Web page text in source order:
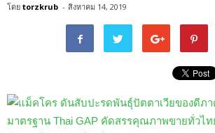
โดย torzkrub - สิงหาคม 14, 2019